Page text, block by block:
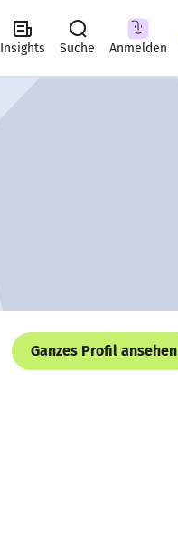
Insights Suche Anmelden
Ganzes Profil ansehen